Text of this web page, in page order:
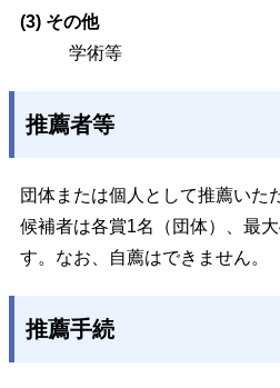
(3) その他
学術等
推薦者等
団体または個人として推薦いた
候補者は各賞1名（団体）、最
す。なお、自薦はできません。
推薦手続